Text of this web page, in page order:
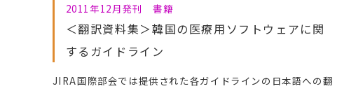
2011年12月発刊 書籍
＜翻訳資料集＞韓国の医療用ソフトウェアに関
するガイドライン
JIRA国際部会では提供された各ガイドラインの日本語への翻